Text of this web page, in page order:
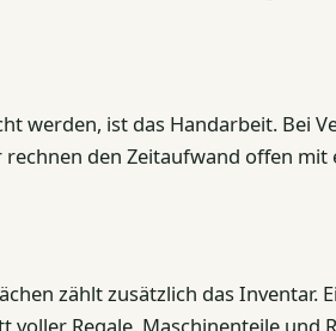
werden, ist das Handarbeit. Bei
den Zeitaufwand offen mit
zählt zusätzlich das Inventar.
Regale, Maschinenteile und